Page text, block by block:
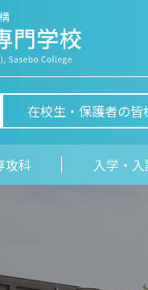
在校生・保護者の皆
攻科 入学・入